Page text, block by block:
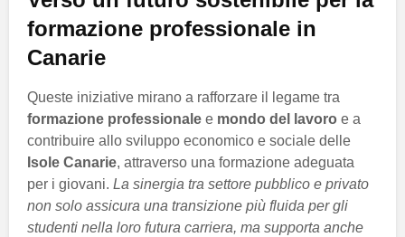
formazione professionale in
Canarie
Queste iniziative mirano a rafforzare il legame tra
formazione professionale e mondo del lavoro e a
contribuire allo sviluppo economico e sociale delle
Isole Canarie, attraverso una formazione adeguata
per i giovani. La sinergia tra settore pubblico e privato
non solo assicura una transizione più fluida per gli
studenti nella loro futura carriera, ma supporta anche